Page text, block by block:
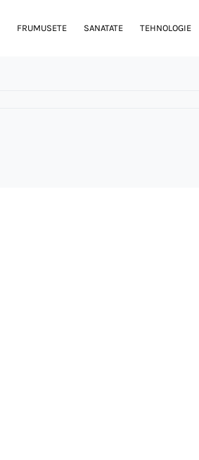
FRUMUSETE SANATATE TEHNOLOGIE